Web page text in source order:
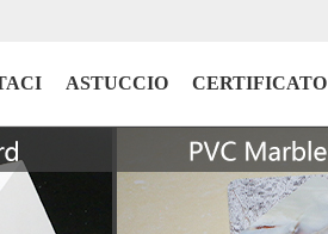
ASTUCCIO CERTIFICATO